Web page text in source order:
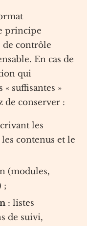
principe
de contrôle
En cas de
qui
suffisantes »
de conserver :
les
contenus et le
(modules,
;
: listes
de suivi,